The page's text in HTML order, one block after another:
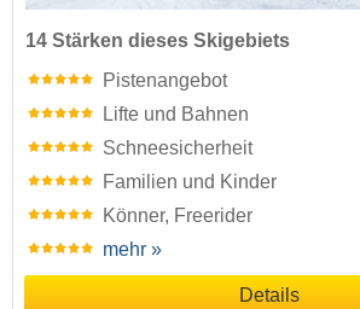
14 Stärken dieses Skigebiets
Pistenangebot
Lifte und Bahnen
Schneesicherheit
Familien und Kinder
Könner, Freerider
mehr »
Details